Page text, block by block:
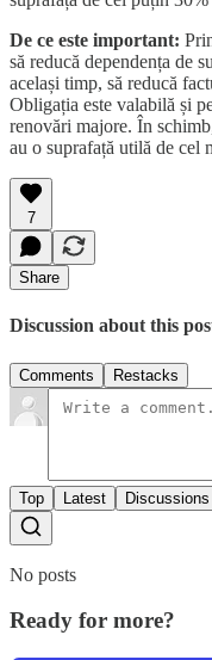
De ce este important:
să reducă dependența de
același timp, să reducă
Obligația este valabilă și
renovări majore. În
au o suprafață utilă de cel
7
Share
Discussion about this
Comments Restacks
Top Latest Discussions
No posts
Ready for more?